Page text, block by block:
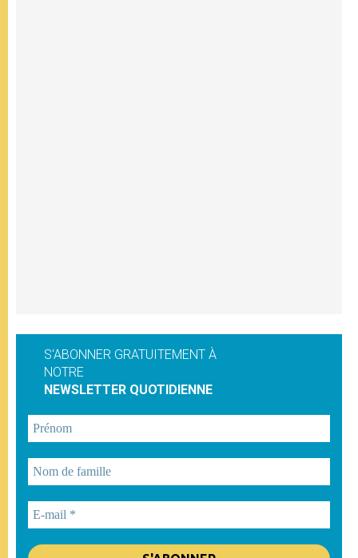
S'ABONNER GRATUITEMENT À
NOTRE
NEWSLETTER QUOTIDIENNE